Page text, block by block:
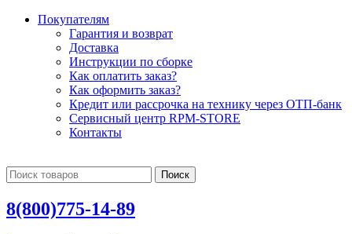
Покупателям
Гарантия и возврат
Доставка
Инструкции по сборке
Как оплатить заказ?
Как оформить заказ?
Кредит или рассрочка на технику через ОТП-банк
Сервисный центр RPM-STORE
Контакты
Поиск
8(800)775-14-89